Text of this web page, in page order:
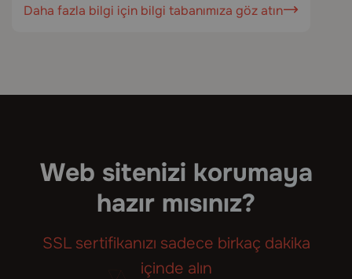
Daha fazla bilgi için bilgi tabanımıza göz atın
Web sitenizi korumaya
hazır mısınız?
SSL sertifikanızı sadece birkaç dakika
içinde alın